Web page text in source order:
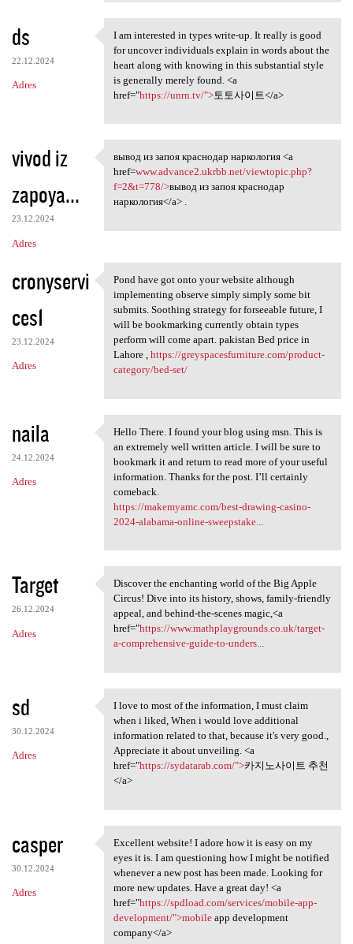
ds
22.12.2024
Adres
I am interested in types
I am interested in types write-up. It really is good
for uncover individuals explain in words about the
heart along with knowing in this substantial style
is generally merely found. <a
href="https://unrn.tv/">토토사이트</a>
vivod iz
zapoya...
23.12.2024
Adres
вывод из запоя краснодар
вывод из запоя краснодар наркология <a
href=www.advance2.ukrbb.net/viewtopic.php?
f=2&t=778/>вывод из запоя краснодар
наркология</a> .
cronyservi
ces1
23.12.2024
Adres
Pond have got onto your
Pond have got onto your website although
implementing observe simply simply some bit
submits. Soothing strategy for forseeable future, I
will be bookmarking currently obtain types
perform will come apart. pakistan Bed price in
Lahore , https://greyspacesfurniture.com/product-
category/bed-set/
naila
24.12.2024
Adres
Hello There. I found your
Hello There. I found your blog using msn. This is
an extremely well written article. I will be sure to
bookmark it and return to read more of your useful
information. Thanks for the post. I’ll certainly
comeback.
https://makemyamc.com/best-drawing-casino-
2024-alabama-online-sweepstake...
Target
26.12.2024
Adres
Discover the enchanting world
Discover the enchanting world of the Big Apple
Circus! Dive into its history, shows, family-friendly
appeal, and behind-the-scenes magic,<a
href="https://www.mathplaygrounds.co.uk/target-
a-comprehensive-guide-to-unders...
sd
30.12.2024
Adres
I love to most of the
I love to most of the information, I must claim
when i liked, When i would love additional
information related to that, because it's very good.,
Appreciate it about unveiling. <a
href="https://sydatarab.com/">카지노사이트 추천
</a>
casper
30.12.2024
Adres
Excellent website! I adore
Excellent website! I adore how it is easy on my
eyes it is. I am questioning how I might be notified
whenever a new post has been made. Looking for
more new updates. Have a great day! <a
href="https://spdload.com/services/mobile-app-
development/">mobileapp development
company</a>